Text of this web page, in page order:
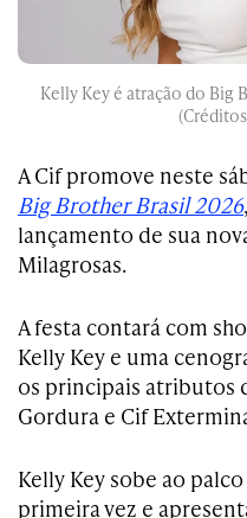
Kelly Key é atração do Big
A Cif promove neste
Big Brother Brasil 2026
lançamento de sua
Milagrosas.
A festa contará com
Kelly Key e uma
os principais atributos
Gordura e Cif
Kelly Key sobe ao
primeira vez e